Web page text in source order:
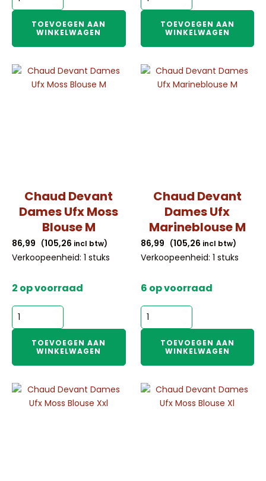
Devant
Marineblouse
aantal
TOEVOEGEN AAN
WINKELWAGEN
Devant
Dames
Marineblouse
aantal
TOEVOEGEN AAN
WINKELWAGEN
Chaud Devant
Dames Ufx Moss
Blouse M
86,99 (105,26 incl btw)
Verkoopeenheid: 1 stuks
2 op voorraad
Chaud
Devant
Dames
Moss
M
aantal
TOEVOEGEN AAN
WINKELWAGEN
Chaud Devant
Dames Ufx
Marineblouse M
86,99 (105,26 incl btw)
Verkoopeenheid: 1 stuks
6 op voorraad
Chaud
Devant
Dames
Marineblouse
aantal
TOEVOEGEN AAN
WINKELWAGEN